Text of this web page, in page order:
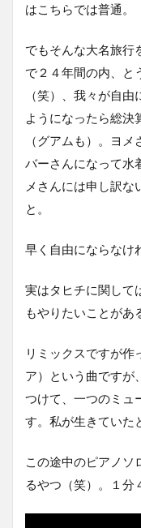
はこちらでは普通。
でもそんな大名旅行
で２４年間の内、と
（笑）、我々が自
ようになったら総
（グアムも）。ヨ
バーさんになって水
メさんには申し訳
と。
早く自由にならなけ
実はタヒチに関して
もやりたいことがあ
リミックスですが
ア）という曲ですが
つけて、一つのミュ
す。私が生きていた
この途中のピアノソ
るやつ（笑）。１分